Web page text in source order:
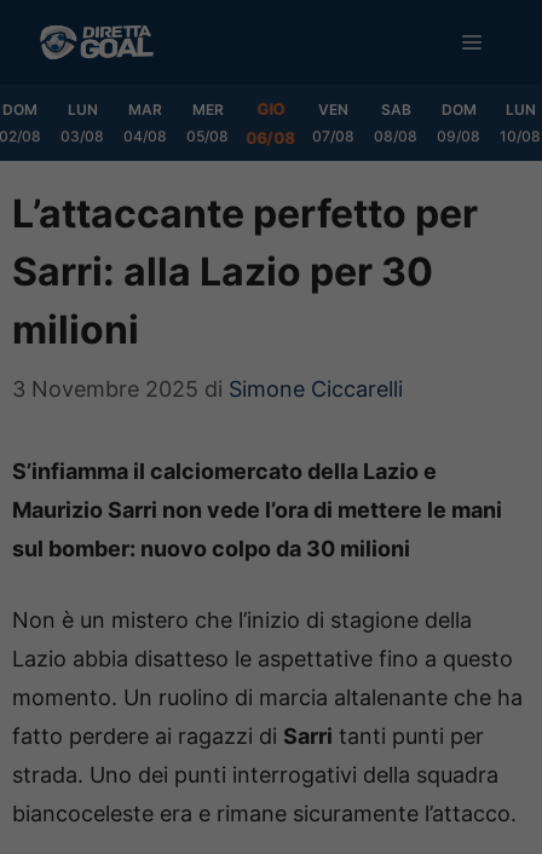
MENU
DOM
02/08
LUN
03/08
MAR
04/08
MER
05/08
GIO
06/08
VEN
07/08
SAB
08/08
DOM
09/08
LUN
10/08
L’attaccante perfetto per
Sarri: alla Lazio per 30
milioni
3 Novembre 2025 di Simone Ciccarelli
S’infiamma il calciomercato della Lazio e
Maurizio Sarri non vede l’ora di mettere le mani
sul bomber: nuovo colpo da 30 milioni
Non è un mistero che l’inizio di stagione della
Lazio abbia disatteso le aspettative fino a questo
momento. Un ruolino di marcia altalenante che ha
fatto perdere ai ragazzi di Sarri tanti punti per
strada. Uno dei punti interrogativi della squadra
biancoceleste era e rimane sicuramente l’attacco.